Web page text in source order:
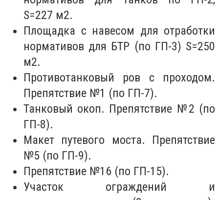
S=227 м2.
Площадка с навесом для отработки
нормативов для БТР (по ГП-3) S=250
м2.
Противотанковый ров с проходом.
Препятствие №1 (по ГП-7).
Танковый окоп. Препятствие №2 (по
ГП-8).
Макет путевого моста. Препятствие
№5 (по ГП-9).
Препятствие №16 (по ГП-15).
Участок ограждений и